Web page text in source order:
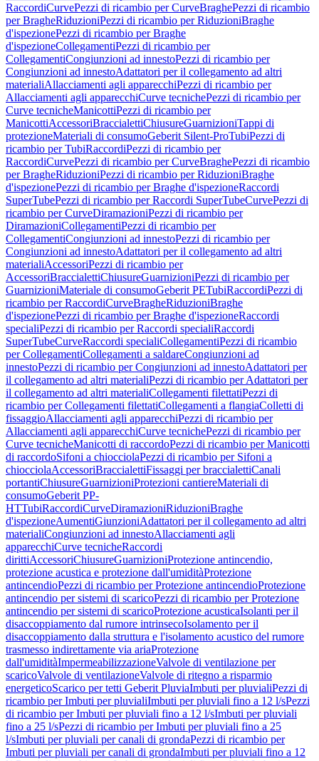
RaccordiCurvePezzi di ricambio per CurveBraghePezzi di ricambio
per BragheRiduzioniPezzi di ricambio per RiduzioniBraghe
d'ispezionePezzi di ricambio per Braghe
d'ispezioneCollegamentiPezzi di ricambio per
CollegamentiCongiunzioni ad innestoPezzi di ricambio per
Congiunzioni ad innestoAdattatori per il collegamento ad altri
materialiAllacciamenti agli apparecchiPezzi di ricambio per
Allacciamenti agli apparecchiCurve tecnichePezzi di ricambio per
Curve tecnicheManicottiPezzi di ricambio per
ManicottiAccessoriBraccialettiChiusureGuarnizioniTappi di
protezioneMateriali di consumoGeberit Silent-ProTubiPezzi di
ricambio per TubiRaccordiPezzi di ricambio per
RaccordiCurvePezzi di ricambio per CurveBraghePezzi di ricambio
per BragheRiduzioniPezzi di ricambio per RiduzioniBraghe
d'ispezionePezzi di ricambio per Braghe d'ispezioneRaccordi
SuperTubePezzi di ricambio per Raccordi SuperTubeCurvePezzi di
ricambio per CurveDiramazioniPezzi di ricambio per
DiramazioniCollegamentiPezzi di ricambio per
CollegamentiCongiunzioni ad innestoPezzi di ricambio per
Congiunzioni ad innestoAdattatori per il collegamento ad altri
materialiAccessoriPezzi di ricambio per
AccessoriBraccialettiChiusureGuarnizioniPezzi di ricambio per
GuarnizioniMateriale di consumoGeberit PETubiRaccordiPezzi di
ricambio per RaccordiCurveBragheRiduzioniBraghe
d'ispezionePezzi di ricambio per Braghe d'ispezioneRaccordi
specialiPezzi di ricambio per Raccordi specialiRaccordi
SuperTubeCurveRaccordi specialiCollegamentiPezzi di ricambio
per CollegamentiCollegamenti a saldareCongiunzioni ad
innestoPezzi di ricambio per Congiunzioni ad innestoAdattatori per
il collegamento ad altri materialiPezzi di ricambio per Adattatori per
il collegamento ad altri materialiCollegamenti filettatiPezzi di
ricambio per Collegamenti filettatiCollegamenti a flangiaColletti di
fissaggioAllacciamenti agli apparecchiPezzi di ricambio per
Allacciamenti agli apparecchiCurve tecnichePezzi di ricambio per
Curve tecnicheManicotti di raccordoPezzi di ricambio per Manicotti
di raccordoSifoni a chiocciolaPezzi di ricambio per Sifoni a
chiocciolaAccessoriBraccialettiFissaggi per braccialettiCanali
portantiChiusureGuarnizioniProtezioni cantiereMateriali di
consumoGeberit PP-
HTTubiRaccordiCurveDiramazioniRiduzioniBraghe
d'ispezioneAumentiGiunzioniAdattatori per il collegamento ad altri
materialiCongiunzioni ad innestoAllacciamenti agli
apparecchiCurve tecnicheRaccordi
dirittiAccessoriChiusureGuarnizioniProtezione antincendio,
protezione acustica e protezione dall'umiditàProtezione
antincendioPezzi di ricambio per Protezione antincendioProtezione
antincendio per sistemi di scaricoPezzi di ricambio per Protezione
antincendio per sistemi di scaricoProtezione acusticaIsolanti per il
disaccoppiamento dal rumore intrinsecoIsolamento per il
disaccoppiamento dalla struttura e l'isolamento acustico del rumore
trasmesso indirettamente via ariaProtezione
dall'umiditàImpermeabilizzazioneValvole di ventilazione per
scaricoValvole di ventilazioneValvole di ritegno a risparmio
energeticoScarico per tetti Geberit PluviaImbuti per pluvialiPezzi di
ricambio per Imbuti per pluvialiImbuti per pluviali fino a 12 l/sPezzi
di ricambio per Imbuti per pluviali fino a 12 l/sImbuti per pluviali
fino a 25 l/sPezzi di ricambio per Imbuti per pluviali fino a 25
l/sImbuti per pluviali per canali di grondaPezzi di ricambio per
Imbuti per pluviali per canali di grondaImbuti per pluviali fino a 12